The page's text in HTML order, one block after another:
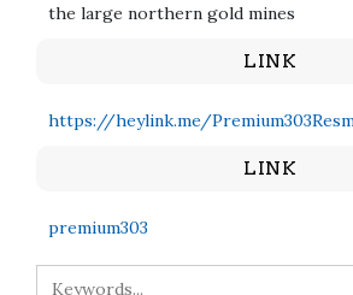
the large northern gold mines
LINK
https://heylink.me/
LINK
premium303